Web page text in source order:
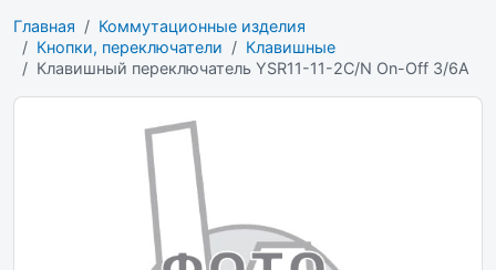
Главная
Коммутационные изделия
Кнопки, переключатели
Клавишные
Клавишный переключатель YSR11-11-2C/N On-Off 3/6A